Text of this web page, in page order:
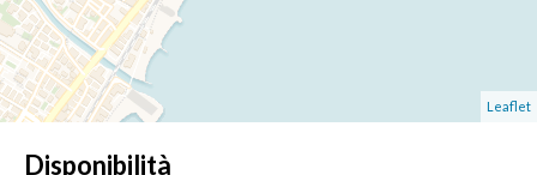
Leaflet
Disponibilità